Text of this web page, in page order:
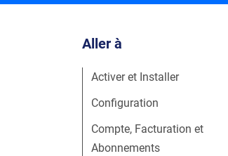
Aller à
Activer et Installer
Configuration
Compte, Facturation et
Abonnements